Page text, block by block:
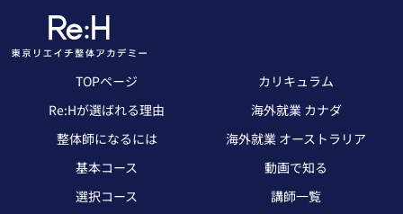
TOPページ
Re:Hが選ばれる理由
整体師になるには
基本コース
選択コース
カリキュラム
海外就業 カナダ
海外就業 オーストラリア
動画で知る
講師一覧